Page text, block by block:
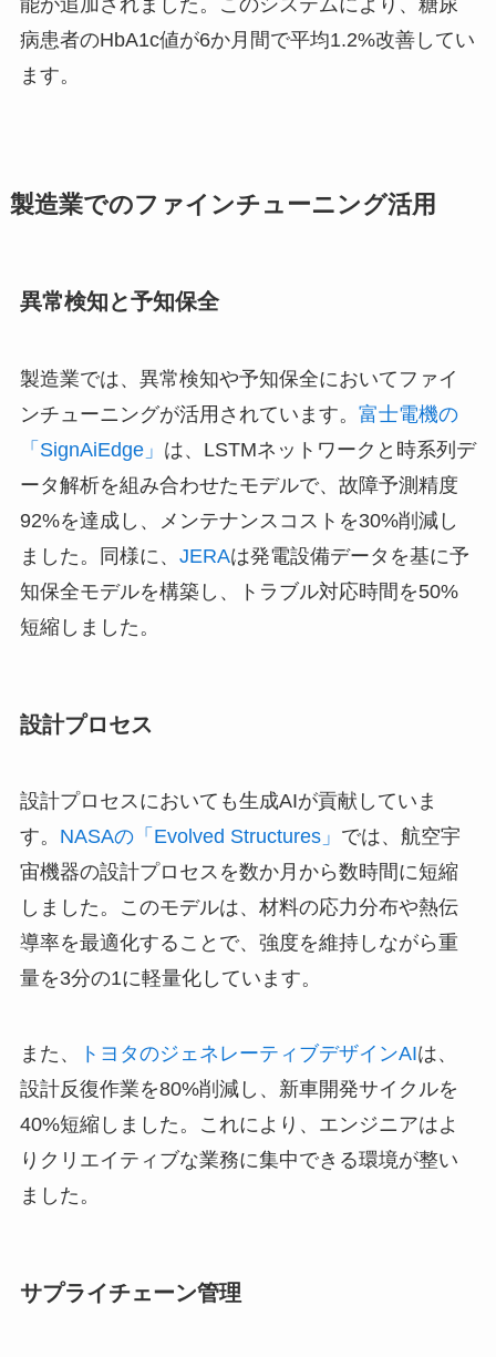
能が追加されました。このシステムにより、糖尿
病患者のHbA1c値が6か月間で平均1.2%改善してい
ます。
製造業でのファインチューニング活用
異常検知と予知保全
製造業では、異常検知や予知保全においてファイ
ンチューニングが活用されています。 富士電機の
「SignAiEdge」 は、LSTMネットワークと時系列デ
ータ解析を組み合わせたモデルで、故障予測精度
92%を達成し、メンテナンスコストを30%削減し
ました。同様に、 JERAは発電設備データを基に予
知保全モデルを構築し、トラブル対応時間を50%
短縮しました。
設計プロセス
設計プロセスにおいても生成AIが貢献していま
す。 NASAの「Evolved Structures」 では、航空宇
宙機器の設計プロセスを数か月から数時間に短縮
しました。このモデルは、材料の応力分布や熱伝
導率を最適化することで、強度を維持しながら重
量を3分の1に軽量化しています。
また、 トヨタのジェネレーティブデザインAIは、
設計反復作業を80%削減し、新車開発サイクルを
40%短縮しました。これにより、エンジニアはよ
りクリエイティブな業務に集中できる環境が整い
ました。
サプライチェーン管理